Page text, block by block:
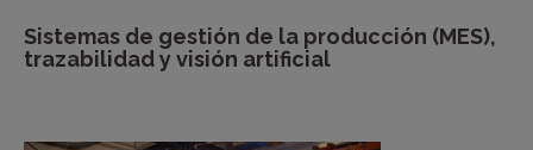
Sistemas de gestión de la producción (MES),
trazabilidad y visión artificial